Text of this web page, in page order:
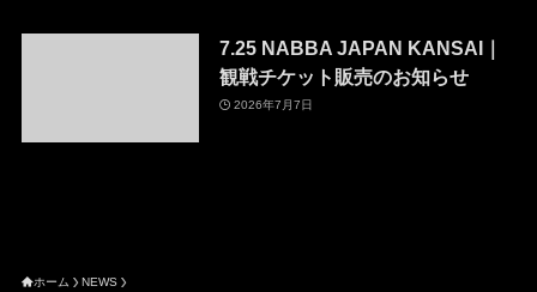
7.25 NABBA JAPAN KANSAI｜
観戦チケット販売のお知らせ
2026年7月7日
ホーム NEWS